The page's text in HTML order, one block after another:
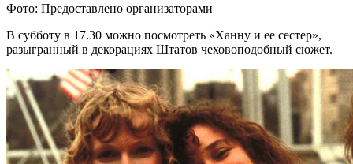
Фото: Предоставлено организаторами
В субботу в 17.30 можно посмотреть «Ханну и ее сестер»,
разыгранный в декорациях Штатов чеховоподобный сюжет.